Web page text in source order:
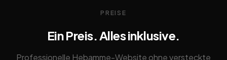
PREISE
Ein Preis. Alles inklusive.
Professionelle Hebamme-Website ohne versteckte